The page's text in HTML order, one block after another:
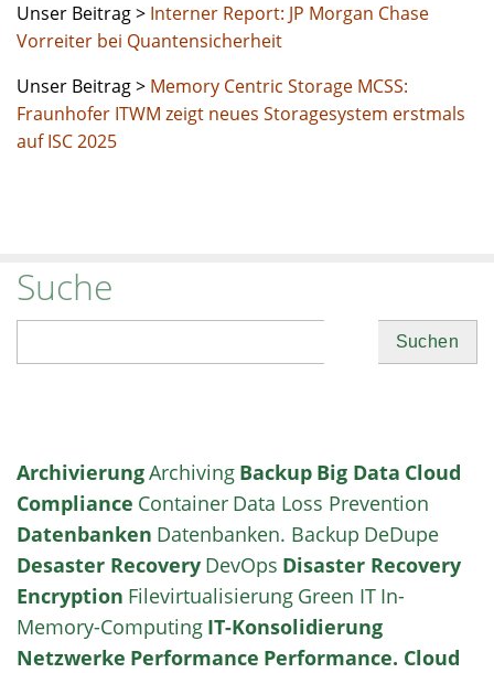
Unser Beitrag > Interner Report: JP Morgan Chase
Vorreiter bei Quanten­sicherheit
Unser Beitrag > Memory Centric Storage MCSS:
Fraunhofer ITWM zeigt neues Storagesystem erstmals
auf ISC 2025
Suche
ArchivierungArchiving Backup Big Data Cloud
Compliance Container Data Loss Prevention
Datenbanken Datenbanken. Backup DeDupe
Desaster Recovery DevOps Disaster Recovery
Encryption Filevirtualisierung Green IT In-
Memory-Computing IT-Konsolidierung
Netzwerke Performance Performance. Cloud